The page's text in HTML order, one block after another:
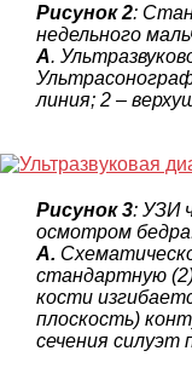
Рисунок 2:
недельного
А.
линия; 2 –
Рисунок 3: УЗИ
осмотром
А.
стандартную
кости
плоскость)
сечения силуэт